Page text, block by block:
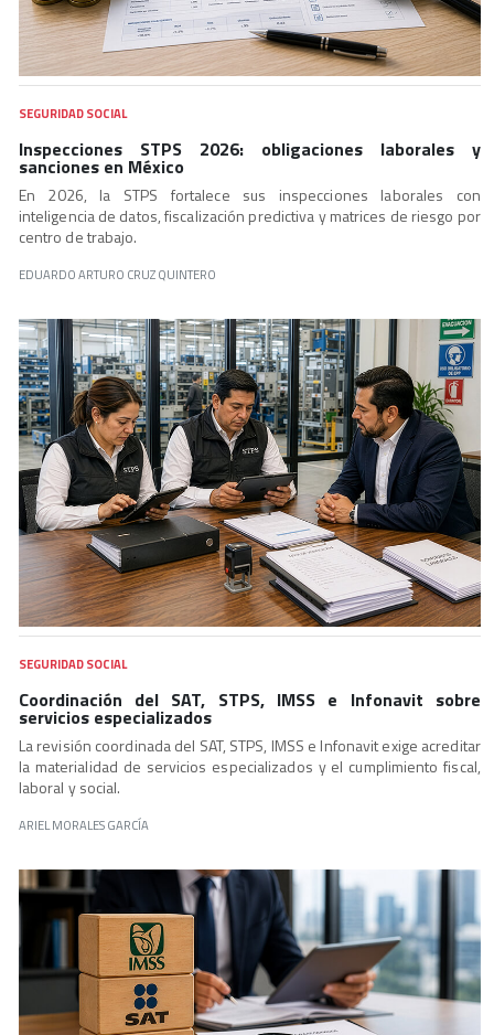
SEGURIDAD SOCIAL
Inspecciones STPS 2026: obligaciones laborales y
sanciones en México
En 2026, la STPS fortalece sus inspecciones laborales con
inteligencia de datos, fiscalización predictiva y matrices de riesgo por
centro de trabajo.
EDUARDO ARTURO CRUZ QUINTERO
SEGURIDAD SOCIAL
Coordinación del SAT, STPS, IMSS e Infonavit sobre
servicios especializados
La revisión coordinada del SAT, STPS, IMSS e Infonavit exige acreditar
la materialidad de servicios especializados y el cumplimiento fiscal,
laboral y social.
ARIEL MORALES GARCÍA